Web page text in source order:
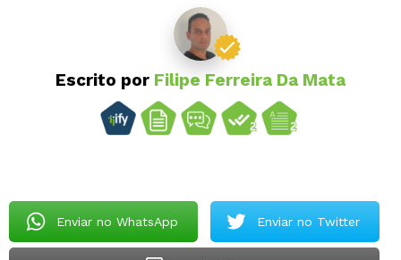
Escrito por Filipe Ferreira Da Mata
Enviar no WhatsApp Enviar no Twitter